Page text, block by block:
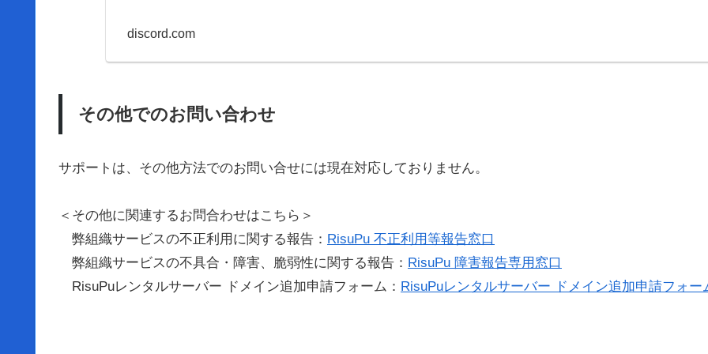
discord.com
その他でのお問い合わせ
サポートは、その他方法でのお問い合せには現在対応しておりません。
＜その他に関連するお問合わせはこちら＞
弊組織サービスの不正利用に関する報告： RisuPu 不正利用等報告窓口
弊組織サービスの不具合・障害、脆弱性に関する報告： RisuPu 障害報告専用窓口
RisuPuレンタルサーバー ドメイン追加申請フォーム： RisuPuレンタルサーバー ドメイン追加申請フォー